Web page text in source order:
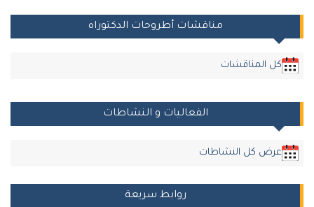
مناقشات أطروحات الدكتوراه
كل المناقشات
الفعاليات و النشاطات
عرض كل النشاطات
روابط سريعة